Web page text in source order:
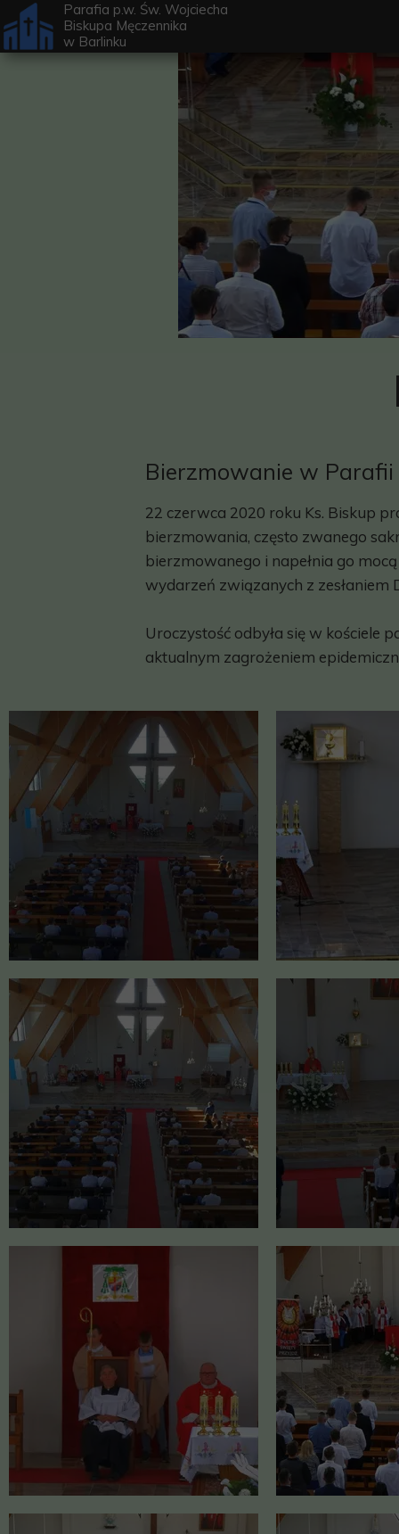
Parafia p.w. Św. Wojciecha
Biskupa Męczennika
w Barlinku
Bierzmowanie w
22 czerwca 2020 roku Ks. Biskup
bierzmowania, często zwanego
bierzmowanego i napełnia go
wydarzeń związanych z zesłaniem
Uroczystość odbyła się w kościele
aktualnym zagrożeniem